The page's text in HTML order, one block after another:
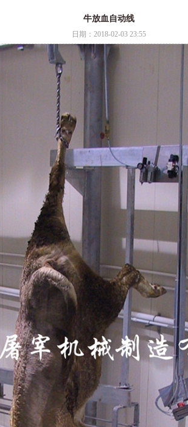
牛放血自动线
日期： 2018-02-03 23:55